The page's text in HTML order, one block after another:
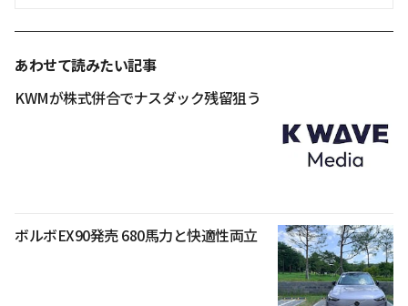
あわせて読みたい記事
KWMが株式併合でナスダック残留狙う
ボルボEX90発売 680馬力と快適性両立